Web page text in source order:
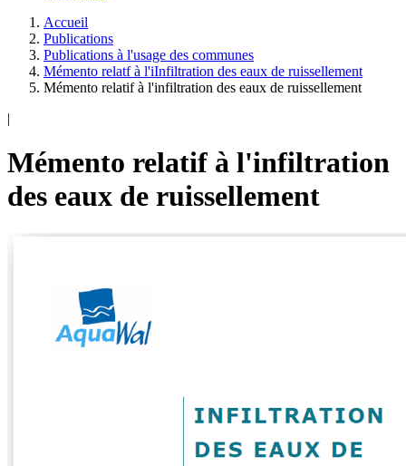
Accueil
Publications
Publications à l'usage des communes
Mémento relatf à l'iInfiltration des eaux de ruissellement
Mémento relatif à l'infiltration des eaux de ruissellement
|
Mémento relatif à l'infiltration
des eaux de ruissellement